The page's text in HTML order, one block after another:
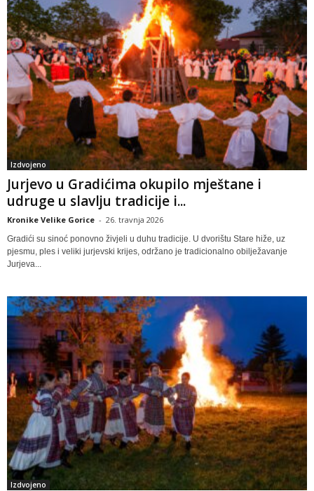
Izdvojeno
Jurjevo u Gradićima okupilo mještane i
udruge u slavlju tradicije i...
Kronike Velike Gorice - 26. travnja 2026
Gradići su sinoć ponovno živjeli u duhu tradicije. U dvorištu Stare hiže, uz
pjesmu, ples i veliki jurjevski krijes, održano je tradicionalno obilježavanje
Jurjeva...
Izdvojeno